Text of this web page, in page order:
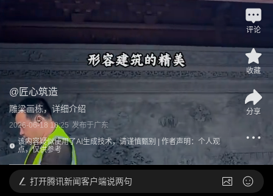
@ 匠心筑造
雕梁画栋，详细介绍
2026-06-18 18:25 发布于广东
该内容疑似使用了AI生成技术，请谨慎甄别 | 作者声明：个人观
点，仅供参考
评论
收藏
分享
打开腾讯新闻客户端说两句